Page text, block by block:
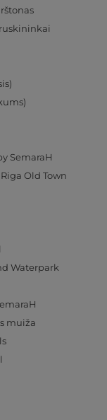
SemaraH
Old Town
Waterpark
muiža